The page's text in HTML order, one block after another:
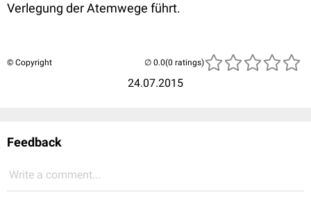
Verlegung der Atemwege führt.
© Copyright
24.07.2015
(0 ratings)
Feedback
Write a comment...